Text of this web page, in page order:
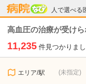
人で選べる
病院なび
高血圧の治療が受けら
11,235 件見つかりま
エリア/駅 (未指定)